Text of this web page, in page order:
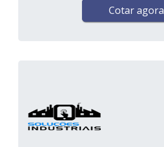
Cotar agora